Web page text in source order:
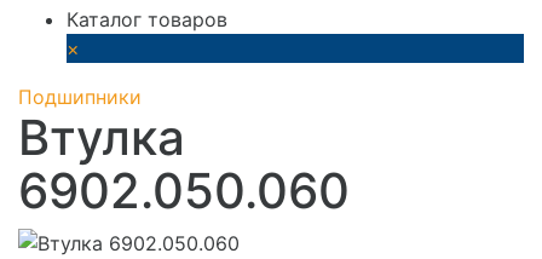
Каталог товаров
×
Подшипники
Втулка
6902.050.060